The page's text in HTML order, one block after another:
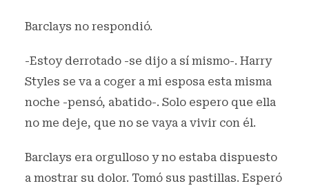
Barclays no respondió.
-Estoy derrotado -se dijo a sí mismo-. Harry
Styles se va a coger a mi esposa esta misma
noche -pensó, abatido-. Solo espero que ella
no me deje, que no se vaya a vivir con él.
Barclays era orgulloso y no estaba dispuesto
a mostrar su dolor. Tomó sus pastillas. Esperó